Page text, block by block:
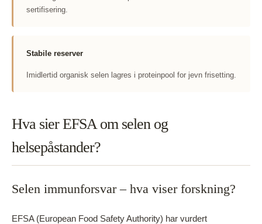
sertifisering.
Stabile reserver
Imidlertid organisk selen lagres i proteinpool for jevn frisetting.
Hva sier EFSA om selen og
helsepåstander?
Selen immunforsvar – hva viser forskning?
EFSA (European Food Safety Authority) har vurdert